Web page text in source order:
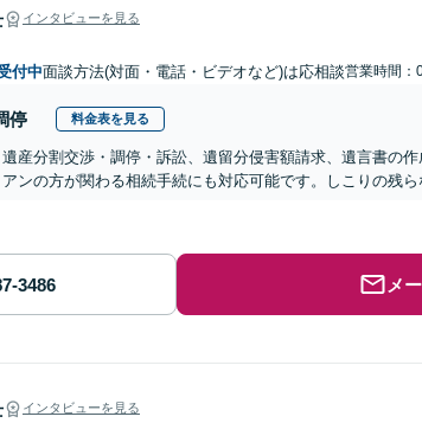
インタビューを見る
付中面談方法(対面・電話・ビデオなど)は応相談営業時間：
停 料金表を見る
遺産分割交渉・調停・訴訟、遺留分侵害額請求、遺言書の
ンの方が関わる相続手続にも対応可能です。しこりの残ら
メ
インタビューを見る